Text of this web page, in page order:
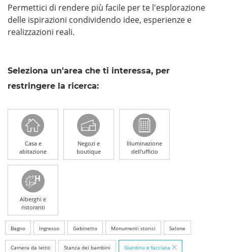
Permettici di rendere più facile per te l'esplorazione
delle ispirazioni condividendo idee, esperienze e
realizzazioni reali.
Seleziona un'area che ti interessa, per
restringere la ricerca:
Casa e
abitazione
Negozi e
boutique
Illuminazione
dell'ufficio
Alberghi e
ristoranti
Bagno Ingresso Gabinetto Monumenti storici Salone
Camera da letto Stanza dei bambini Giardino e facciata